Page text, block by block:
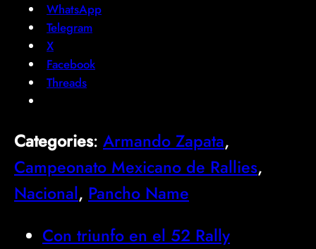
WhatsApp
Telegram
X
Facebook
Threads
Categories: Armando Zapata
Campeonato Mexicano de Rallies
Nacional, Pancho Name
Con triunfo en el 52 Rally